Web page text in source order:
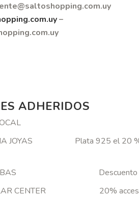
–
ADHERIDOS
JOYAS
Plata 925 el 20
BAS
CENTER
20%